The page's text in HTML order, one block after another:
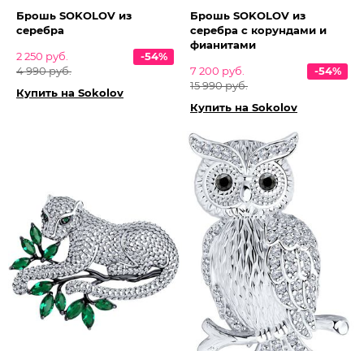
Брошь SOKOLOV из
серебра
2 250 руб.
4 990 руб.
-54%
Купить на Sokolov
Брошь SOKOLOV из
серебра с корундами и
фианитами
7 200 руб.
15 990 руб.
-54%
Купить на Sokolov